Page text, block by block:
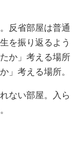
反省部屋は普通
を振り返るよう
か」考える場所
」考える場所。
ない部屋。入ら